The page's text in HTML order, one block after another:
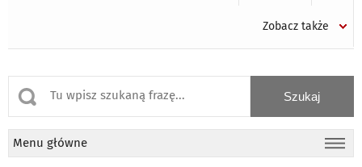
Zobacz także
Menu główne